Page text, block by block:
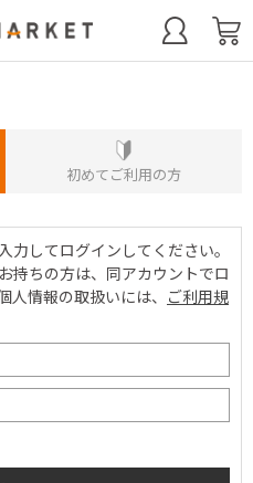
初めてご利用の方
力してログインしてください。
持ちの方は、同アカウントでロ
人情報の取扱いには、 ご利用規